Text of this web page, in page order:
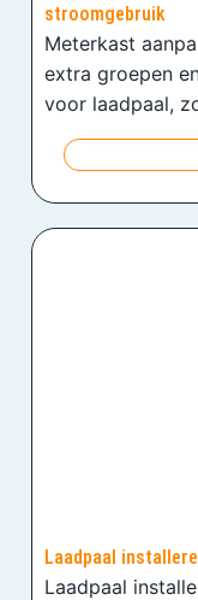
stroomgebruik
Meterkast
extra groepen
voor laadpaal,
Laadpaal
Laadpaal